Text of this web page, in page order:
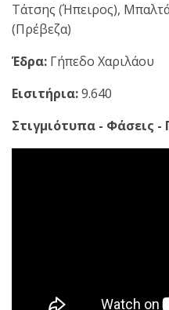
Τάτσης (Ήπειρος),
(Πρέβεζα)
Έδρα: Γήπεδο Χαριλάου
Εισιτήρια:9.640
Στιγμιότυπα - Φάσεις